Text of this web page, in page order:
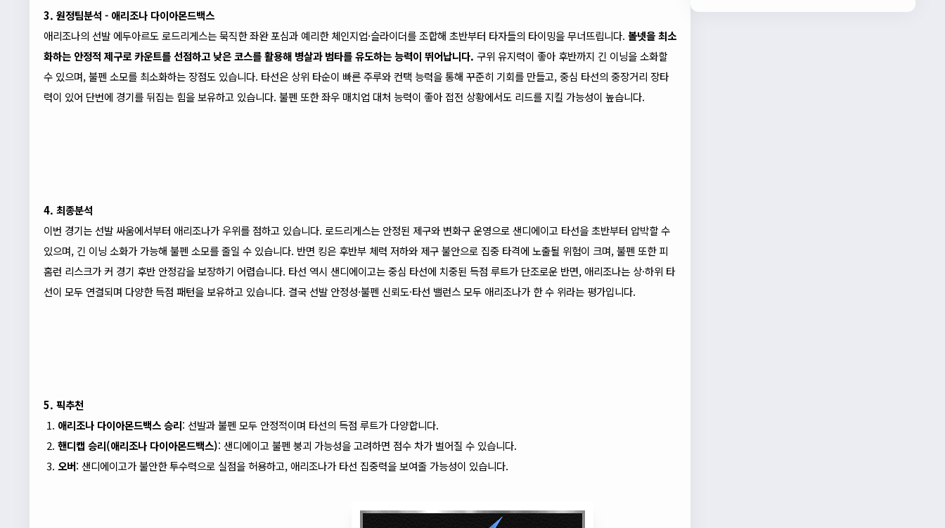
3. 원정팀분석 - 애리조나 다이아몬드백스
애리조나의 선발 에두아르도 로드리게스는 묵직한 좌완 포심과 예리한 체인지업·슬라이더를 조합해 초반부터 타자들의 타이밍을 무너뜨립니다. 볼넷을 최소
화하는 안정적 제구로 카운트를 선점하고 낮은 코스를 활용해 병살과 범타를 유도하는 능력이 뛰어납니다. 구위 유지력이 좋아 후반까지 긴 이닝을 소화할
수 있으며, 불펜 소모를 최소화하는 장점도 있습니다. 타선은 상위 타순이 빠른 주루와 컨택 능력을 통해 꾸준히 기회를 만들고, 중심 타선의 중장거리 장타
력이 있어 단번에 경기를 뒤집는 힘을 보유하고 있습니다. 불펜 또한 좌우 매치업 대처 능력이 좋아 접전 상황에서도 리드를 지킬 가능성이 높습니다.
4. 최종분석
이번 경기는 선발 싸움에서부터 애리조나가 우위를 점하고 있습니다. 로드리게스는 안정된 제구와 변화구 운영으로 샌디에이고 타선을 초반부터 압박할 수
있으며, 긴 이닝 소화가 가능해 불펜 소모를 줄일 수 있습니다. 반면 킹은 후반부 체력 저하와 제구 불안으로 집중 타격에 노출될 위험이 크며, 불펜 또한 피
홈런 리스크가 커 경기 후반 안정감을 보장하기 어렵습니다. 타선 역시 샌디에이고는 중심 타선에 치중된 득점 루트가 단조로운 반면, 애리조나는 상·하위 타
선이 모두 연결되며 다양한 득점 패턴을 보유하고 있습니다. 결국 선발 안정성·불펜 신뢰도·타선 밸런스 모두 애리조나가 한 수 위라는 평가입니다.
5. 픽추천
애리조나 다이아몬드백스 승리: 선발과 불펜 모두 안정적이며 타선의 득점 루트가 다양합니다.
핸디캡 승리(애리조나 다이아몬드백스): 샌디에이고 불펜 붕괴 가능성을 고려하면 점수 차가 벌어질 수 있습니다.
오버: 샌디에이고가 불안한 투수력으로 실점을 허용하고, 애리조나가 타선 집중력을 보여줄 가능성이 있습니다.